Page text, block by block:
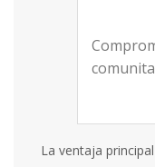
La ventaja